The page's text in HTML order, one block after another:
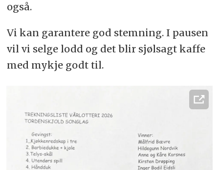
også.
Vi kan garantere god stemning. I pausen
vil vi selge lodd og det blir sjølsagt kaffe
med mykje godt til.